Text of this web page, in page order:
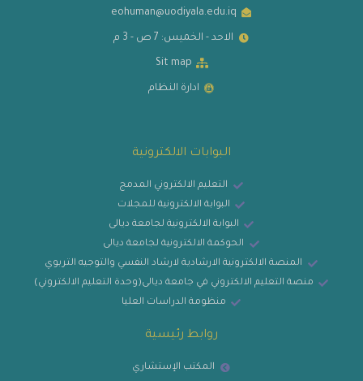
eohuman@uodiyala.edu.iq
الاحد - الخميس: 7 ص - 3 م
Sit map
ادارة النظام
البوابات الالكترونية
التعليم الالكتروني المدمج
البوابة الالكترونية للمجلات
البوابة الالكترونية لجامعة ديالى
الحوكمة الالكترونية لجامعة ديالى
المنصة الالكترونية الارشادية لارشاد النفسي والتوجيه التربوي
منصة التعليم الالكتروني في جامعة ديالى(وحدة التعليم الالكتروني)
منظومة الدراسات العليا
روابط رئيسية
المكتب الإستشاري